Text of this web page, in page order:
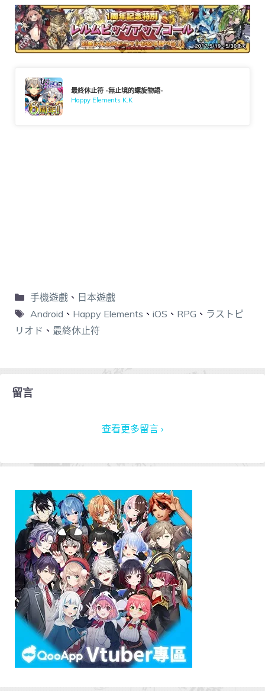
最終休止符 -無止境的螺旋物語-
Happy Elements K.K
手機遊戲、 日本遊戲
Android 、 Happy Elements 、 iOS 、 RPG 、 ラストピ
リオド 、 最終休止符
留言
查看更多留言 ›